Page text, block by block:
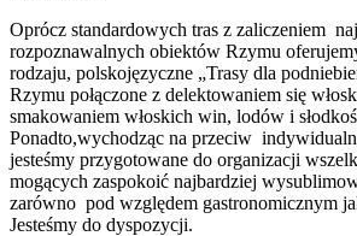
Oprócz standardowych tras z zaliczeniem
rozpoznawalnych obiektów Rzymu
rodzaju, polskojęzyczne „Trasy dla
Rzymu połączone z delektowaniem się
smakowaniem włoskich win, lodów i
Ponadto,wychodząc na przeciw
jesteśmy przygotowane do organizacji
mogących zaspokoić najbardziej
zarówno pod względem gastronomicznym
Jesteśmy do dyspozycji.